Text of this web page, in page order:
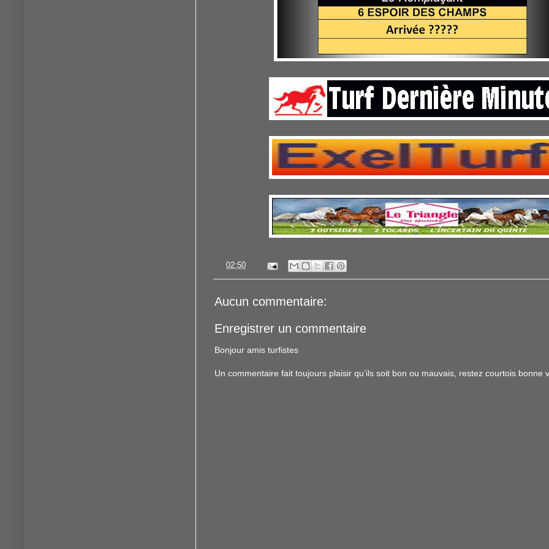
02:50
Aucun commentaire:
Enregistrer un commentaire
Bonjour amis turfistes
Un commentaire fait toujours plaisir qu’ils soit bon ou mauvais, restez courtois bonne